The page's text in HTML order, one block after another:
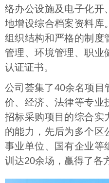
络办公设施及电子化开
地增设综合档案资料库
组织结构和严格的制度
管理、环境管理、职业
认证证书。
公司荟集了40余名项目
价、经济、法律等专业
招标采购项目的综合实
的能力，先后为多个区
事业单位、国有企业等
训达20余场，赢得了各